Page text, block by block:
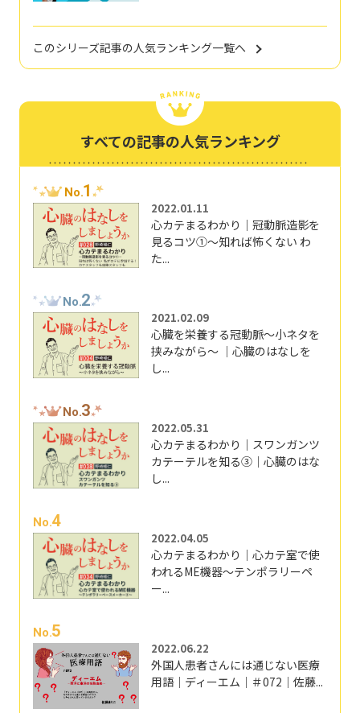
このシリーズ記事の人気ランキング一覧へ
すべての記事の人気ランキング
No.1
2022.01.11
心カテまるわかり｜冠動脈造影を
見るコツ①～知れば怖くない わ
た...
No.2
2021.02.09
心臓を栄養する冠動脈～小ネタを
挟みながら～ ｜心臓のはなしを
し...
No.3
2022.05.31
心カテまるわかり｜スワンガンツ
カテーテルを知る③｜心臓のはな
し...
No.4
2022.04.05
心カテまるわかり｜心カテ室で使
われるME機器～テンポラリーペ
ー...
No.5
2022.06.22
外国人患者さんには通じない医療
用語｜ディーエム｜＃072｜佐藤...